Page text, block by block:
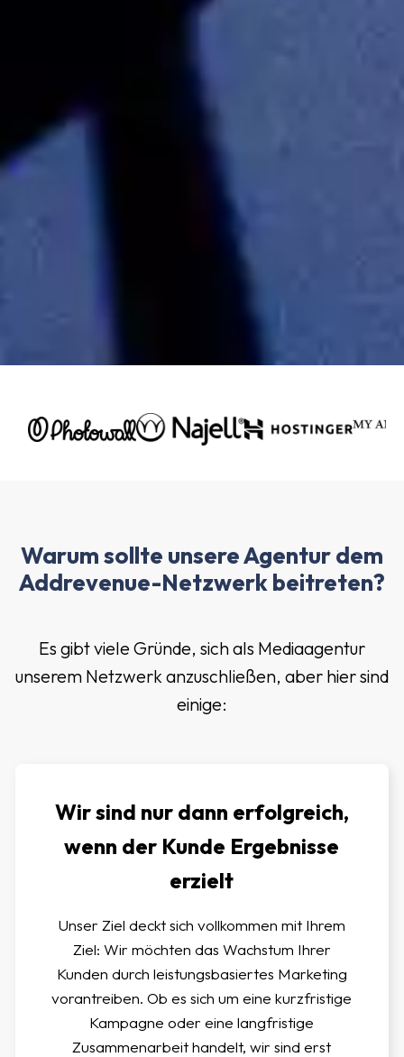
Warum sollte unsere Agentur dem
Addrevenue-Netzwerk beitreten?
Es gibt viele Gründe, sich als Mediaagentur
unserem Netzwerk anzuschließen, aber hier sind
einige:
Wir sind nur dann erfolgreich,
wenn der Kunde Ergebnisse
erzielt
Unser Ziel deckt sich vollkommen mit Ihrem
Ziel: Wir möchten das Wachstum Ihrer
Kunden durch leistungsbasiertes Marketing
vorantreiben. Ob es sich um eine kurzfristige
Kampagne oder eine langfristige
Zusammenarbeit handelt, wir sind erst